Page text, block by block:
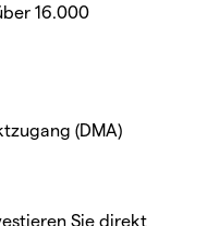
16.000
(DMA)
Sie direkt